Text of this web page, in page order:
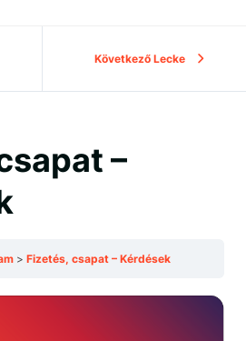
Következő Lecke
–
Fizetés, csapat – Kérdések